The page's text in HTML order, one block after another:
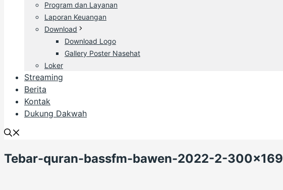
Program dan Layanan
Laporan Keuangan
Download
Download Logo
Gallery Poster Nasehat
Loker
Streaming
Berita
Kontak
Dukung Dakwah
Tebar-quran-bassfm-bawen-2022-2-300×169